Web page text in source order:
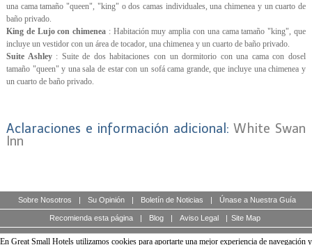
una cama tamaño "queen", "king" o dos camas individuales, una chimenea y un cuarto de
baño privado.
King de Lujo con chimenea : Habitación muy amplia con una cama tamaño "king", que
incluye un vestidor con un área de tocador, una chimenea y un cuarto de baño privado.
Suite Ashley : Suite de dos habitaciones con un dormitorio con una cama con dosel
tamaño "queen" y una sala de estar con un sofá cama grande, que incluye una chimenea y
un cuarto de baño privado.
Aclaraciones e información adicional:White Swan
Inn
Sobre Nosotros | Su Opinión | Boletín de Noticias | Únase a Nuestra Guía
Recomienda esta página | Blog | Aviso Legal | Site Map
A unique guide of boutique hotels of the world, design and charming hotels for discerning
En Great Small Hotels utilizamos cookies para aportarte una mejor experiencia de navegación y